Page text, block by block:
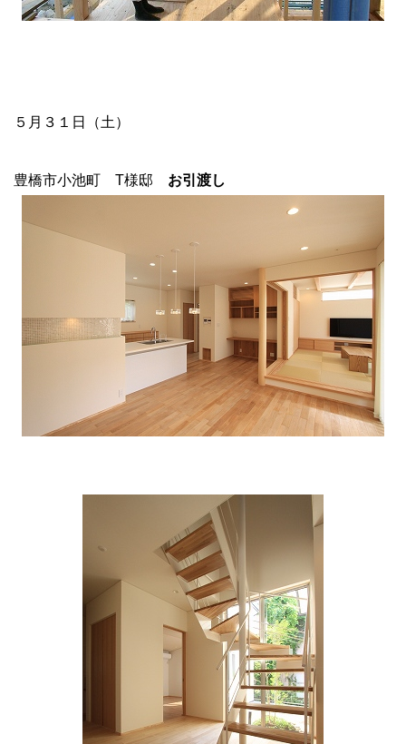
５月３１日（土）
豊橋市小池町 T様邸 お引渡し